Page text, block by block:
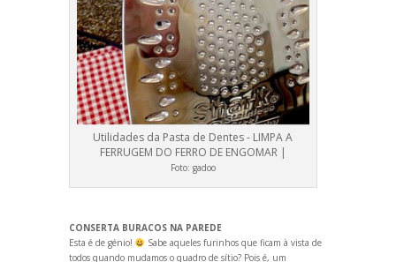
Utilidades da Pasta de Dentes - LIMPA A
FERRUGEM DO FERRO DE ENGOMAR |
Foto: gadoo
CONSERTA BURACOS NA PAREDE
Esta é de génio!
Sabe aqueles furinhos que ficam à vista de
todos quando mudamos o quadro de sítio? Pois é, um